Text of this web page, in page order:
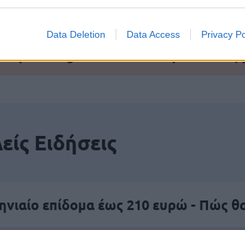
Data Deletion Data Access Privacy
πρώτος όλες τις σημαντικές ειδήσεις.
proson.gr στα αποτελέσματα
Ειδήσεις
επίδομα έως 210 ευρώ - Πώς